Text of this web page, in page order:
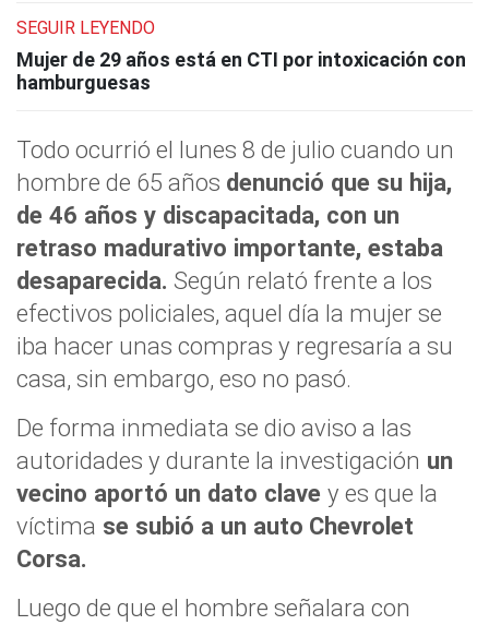
SEGUIR LEYENDO
Mujer de 29 años está en CTI por intoxicación con
hamburguesas
Todo ocurrió el lunes 8 de julio cuando un
hombre de 65 años denunció que su hija,
de 46 años y discapacitada, con un
retraso madurativo importante, estaba
desaparecida. Según relató frente a los
efectivos policiales, aquel día la mujer se
iba hacer unas compras y regresaría a su
casa, sin embargo, eso no pasó.
De forma inmediata se dio aviso a las
autoridades y durante la investigación un
vecino aportó un dato clave y es que la
víctima se subió a un auto Chevrolet
Corsa.
Luego de que el hombre señalara con